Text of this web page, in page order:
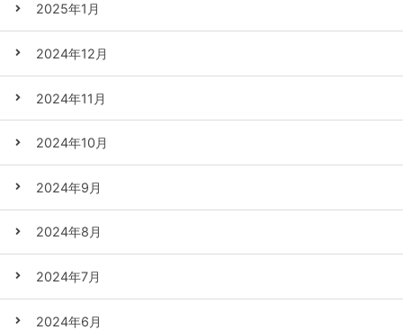
2025年1月
2024年12月
2024年11月
2024年10月
2024年9月
2024年8月
2024年7月
2024年6月